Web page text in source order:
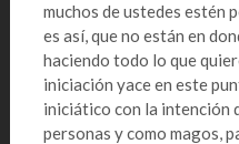
muchos de ustedes estén
es así, que no están en
haciendo todo lo que
iniciación yace en este
iniciático con la intención
personas y como magos,